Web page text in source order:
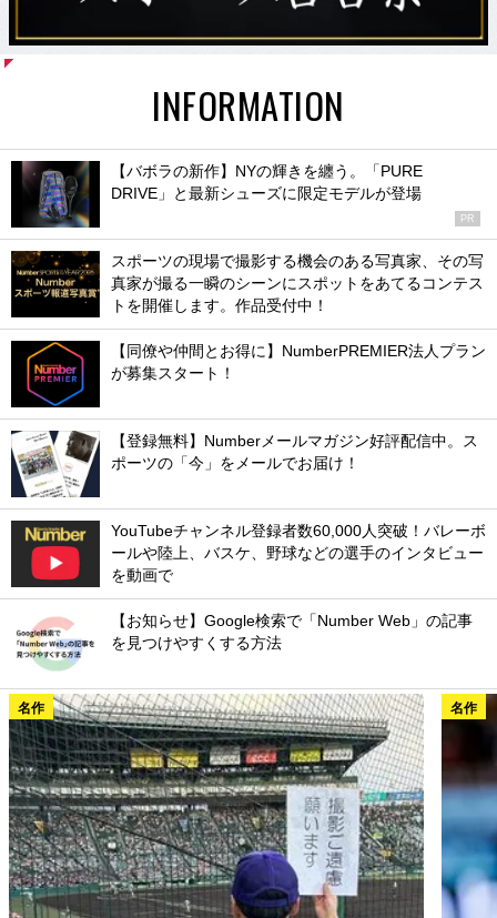
INFORMATION
【バボラの新作】NYの輝きを纏う。「PURE
DRIVE」と最新シューズに限定モデルが登場
PR
スポーツの現場で撮影する機会のある写真家、その写
真家が撮る一瞬のシーンにスポットをあてるコンテス
トを開催します。作品受付中！
【同僚や仲間とお得に】NumberPREMIER法人プラン
が募集スタート！
【登録無料】Numberメールマガジン好評配信中。ス
ポーツの「今」をメールでお届け！
YouTubeチャンネル登録者数60,000人突破！バレーボ
ールや陸上、バスケ、野球などの選手のインタビュー
を動画で
【お知らせ】Google検索で「Number Web」の記事
を見つけやすくする方法
名作 名作